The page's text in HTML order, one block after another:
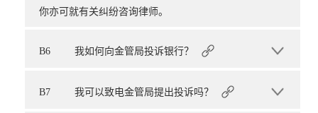
你亦可就有关纠纷咨询律师。
B6 我如何向金管局投诉银行？
B7 我可以致电金管局提出投诉吗？